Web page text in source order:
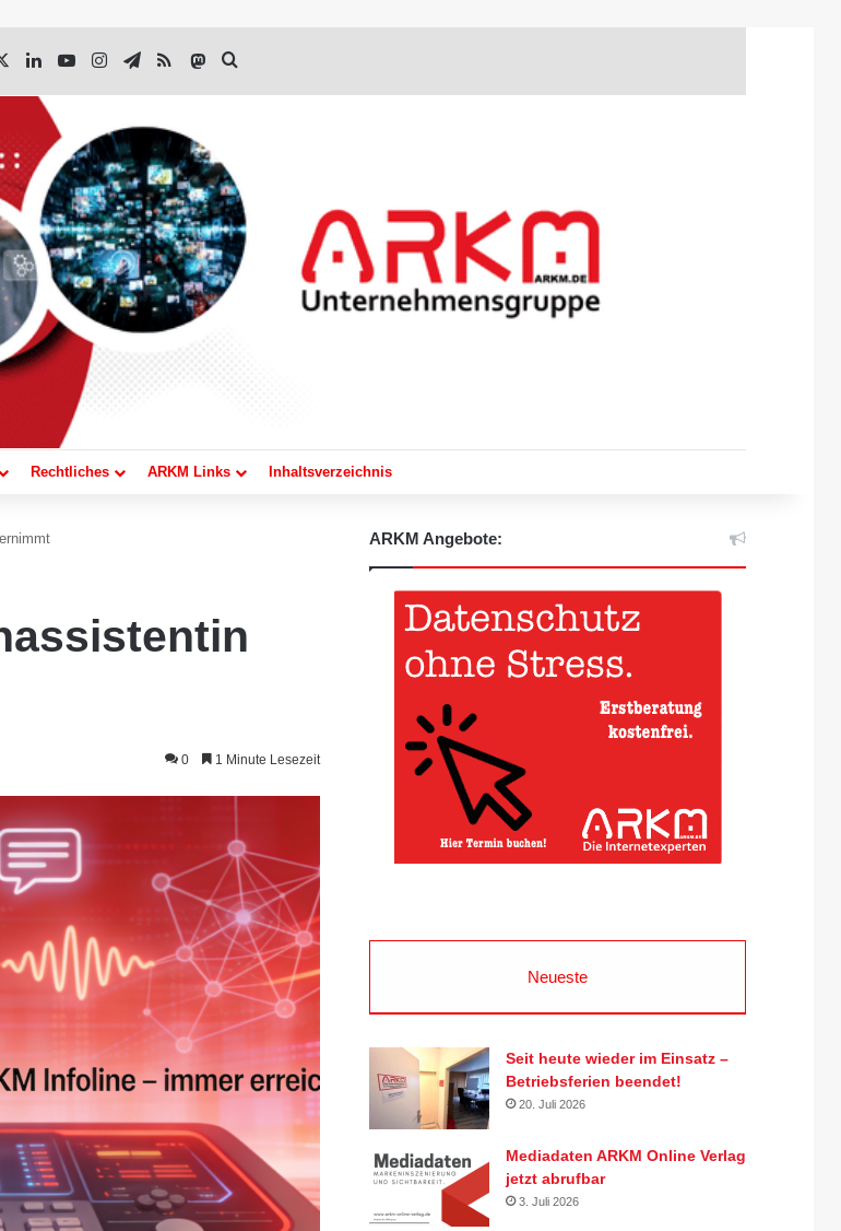
LinkedInYouTubeInstagramTelegram
RSSMastodon
Rechtliches ARKM Links Inhaltsverzeichnis
0 1 Minute Lesezeit
ARKM Angebote:
Neueste
Seit heute wieder im Einsatz –
Betriebsferien beendet!
20. Juli 2026
Mediadaten ARKM Online Verlag
jetzt abrufbar
3. Juli 2026